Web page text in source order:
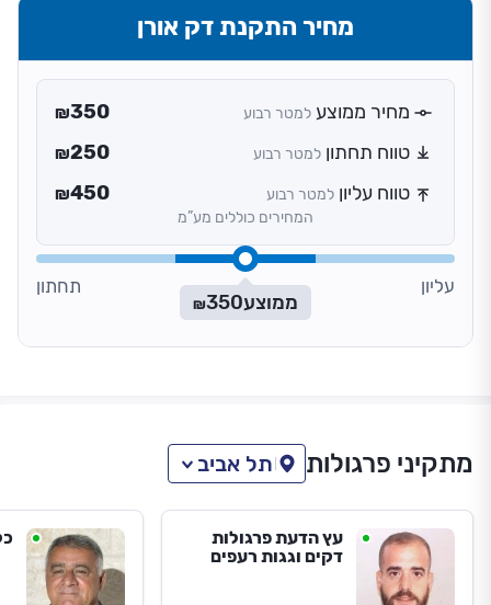
מחיר התקנת דק אורן
מחיר ממוצע למטר רבוע ₪350
טווח תחתון למטר רבוע ₪250
טווח עליון למטר רבוע ₪450
המחירים כוללים מע”מ
עליון
ממוצע ₪350
תחתון
מתקיני פרגולות תל אביב
עץ הדעת פרגולות
דקים וגגות רעפים